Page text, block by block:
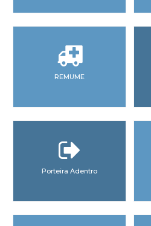
REMUME
Porteira Adentro